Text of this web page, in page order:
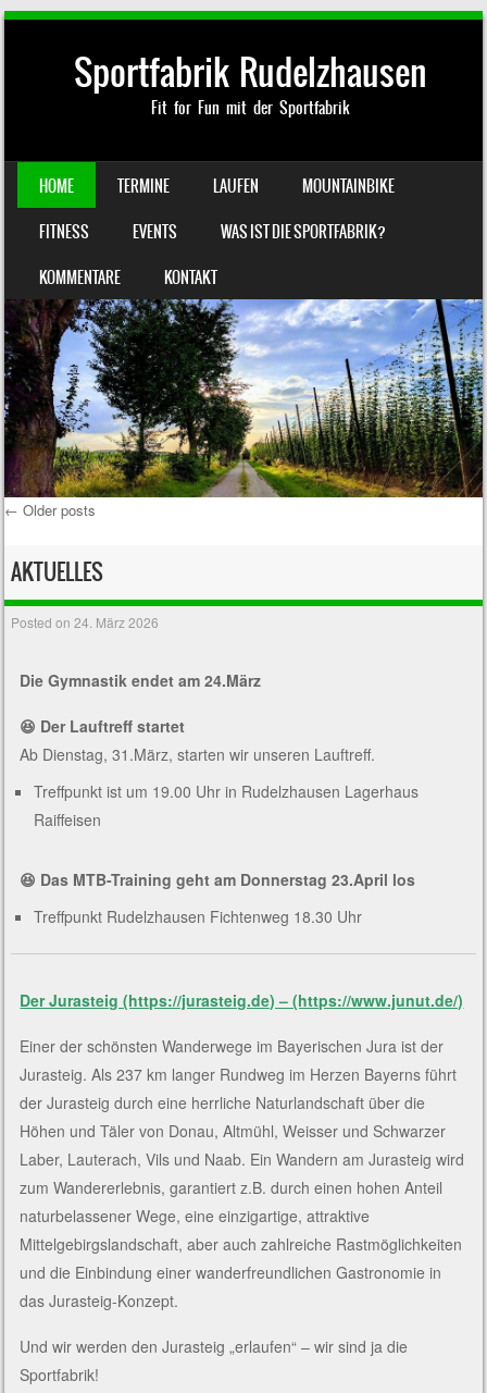
Sportfabrik Rudelzhausen
Fit for Fun mit der Sportfabrik
MENU
SKIP TO CONTENT
HOME TERMINE LAUFEN
MOUNTAINBIKE
FITNESS
EVENTS
WAS IST DIE SPORTFABRIK?
KOMMENTARE
KONTAKT
Post navigation
← Older posts
AKTUELLES
Posted on24. März 2026
Die Gymnastik endet am 24.März
😆 Der Lauftreff startet
Ab Dienstag, 31.März, starten wir unseren Lauftreff.
Treffpunkt ist um 19.00 Uhr in Rudelzhausen Lagerhaus
Raiffeisen
😆 Das MTB-Training geht am Donnerstag 23.April los
Treffpunkt Rudelzhausen Fichtenweg 18.30 Uhr
Der Jurasteig (https://jurasteig.de) – (https://www.junut.de/)
Einer der schönsten Wanderwege im Bayerischen Jura ist der
Jurasteig. Als 237 km langer Rundweg im Herzen Bayerns führt
der Jurasteig durch eine herrliche Naturlandschaft über die
Höhen und Täler von Donau, Altmühl, Weisser und Schwarzer
Laber, Lauterach, Vils und Naab. Ein Wandern am Jurasteig wird
zum Wandererlebnis, garantiert z.B. durch einen hohen Anteil
naturbelassener Wege, eine einzigartige, attraktive
Mittelgebirgslandschaft, aber auch zahlreiche Rastmöglichkeiten
und die Einbindung einer wanderfreundlichen Gastronomie in
das Jurasteig-Konzept.
Und wir werden den Jurasteig „erlaufen“ – wir sind ja die
Sportfabrik!